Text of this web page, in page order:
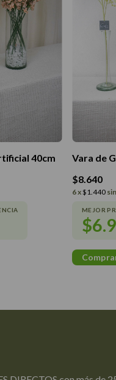
40cm
Vara de
$8.640
6x$1.440